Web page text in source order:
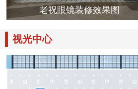
老祝眼镜装修效果图
视光中心